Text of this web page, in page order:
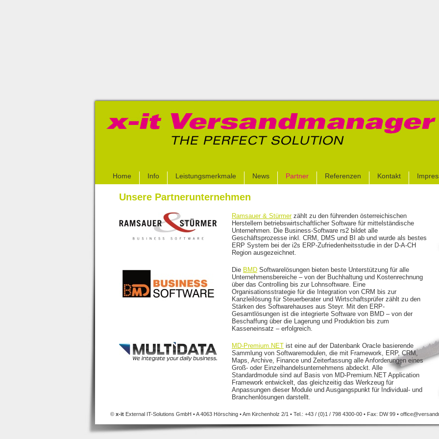
Home Info Leistungsmerkmale News Partner Referenzen Kontakt
Unsere Partnerunternehmen
Ramsauer & Stürmerzählt zu den führenden österreichischen
Herstellern betriebswirtschaftlicher Software für mittelständische
Unternehmen. Die Business-Software rs2 bildet alle
Geschäftsprozesse inkl. CRM, DMS und BI ab und wurde als bestes
ERP System bei der i2s ERP-Zufriedenheitsstudie in der D-A-CH
Region ausgezeichnet.
Die BMD Softwarelösungen bieten beste Unterstützung für alle
Unternehmensbereiche – von der Buchhaltung und Kostenrechnung
über das Controlling bis zur Lohnsoftware. Eine
Organisationsstrategie für die Integration von CRM bis zur
Kanzleilösung für Steuerberater und Wirtschaftsprüfer zählt zu den
Stärken des Softwarehauses aus Steyr. Mit den ERP-
Gesamtlösungen ist die integrierte Software von BMD – von der
Beschaffung über die Lagerung und Produktion bis zum
Kasseneinsatz – erfolgreich.
MD-Premium.NET ist eine auf der Datenbank Oracle basierende
Sammlung von Softwaremodulen, die mit Framework, ERP, CRM,
Maps, Archive, Finance und Zeiterfassung alle Anforderungen eines
Groß- oder Einzelhandelsunternehmens abdeckt. Alle
Standardmodule sind auf Basis von MD-Premium.NET Application
Framework entwickelt, das gleichzeitig das Werkzeug für
Anpassungen dieser Module und Ausgangspunkt für Individual- und
Branchenlösungen darstellt.
LOG:ITist ein führender Spezialist für Lager- und
Softwarelösungen für
© x-it External IT-Solutions GmbH • A 4063 Hörsching • Am Kirchenholz 2/1 • Tel.: +43 / (0)1 / 798 4300-00 • Fax: DW 99 •